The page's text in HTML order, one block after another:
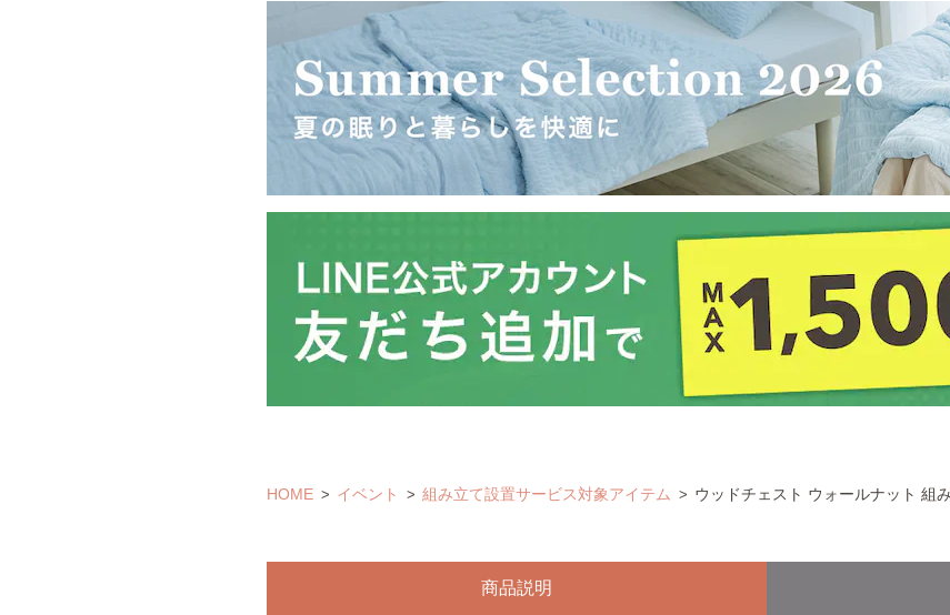
HOME イベント 組み立て設置サービス対象アイテム ウッドチェスト ウォールナット 組
商品説明